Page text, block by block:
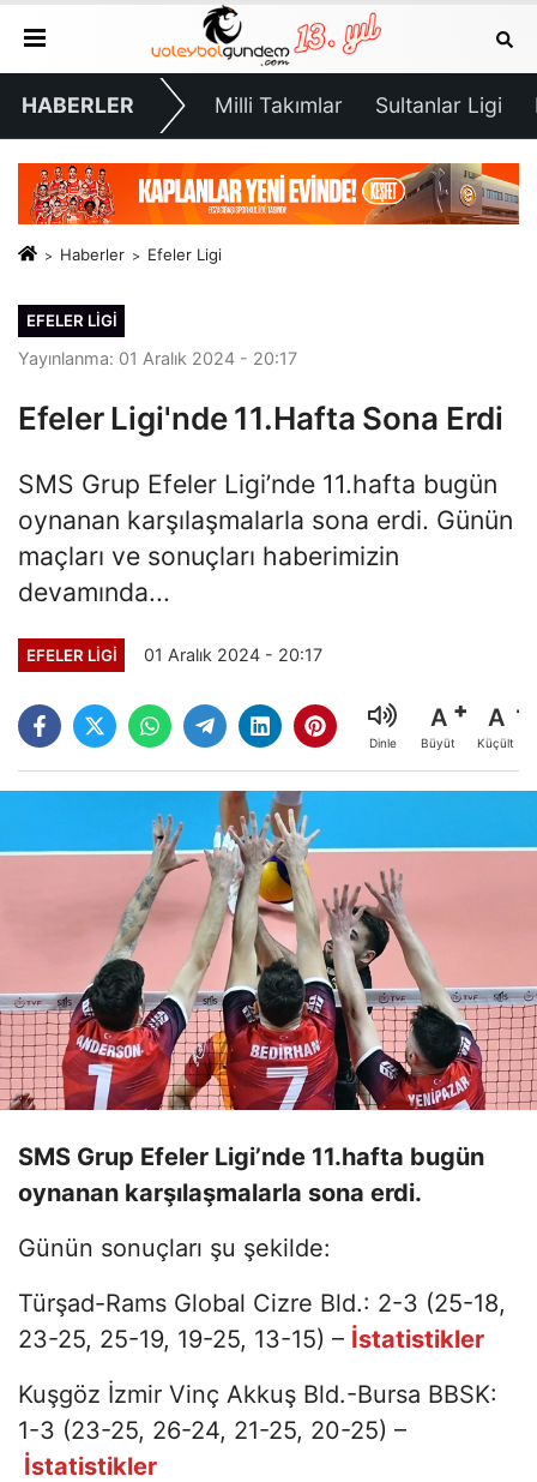
HABERLER Milli Takımlar Sultanlar Ligi
Haberler Efeler Ligi
EFELER LIGI
Yayınlanma: 01 Aralık 2024 - 20:17
Efeler Ligi'nde 11.Hafta Sona Erdi
SMS Grup Efeler Ligi’nde 11.hafta bugün
oynanan karşılaşmalarla sona erdi. Günün
maçları ve sonuçları haberimizin
devamında...
EFELER LIGI 01 Aralık 2024 - 20:17
Dinle
A
Büyüt
A
Küçült
SMS Grup Efeler Ligi’nde 11.hafta bugün
oynanan karşılaşmalarla sona erdi.
Günün sonuçları şu şekilde:
Türşad-Rams Global Cizre Bld.: 2-3 (25-18,
23-25, 25-19, 19-25, 13-15) – İstatistikler
Kuşgöz İzmir Vinç Akkuş Bld.-Bursa BBSK:
1-3 (23-25, 26-24, 21-25, 20-25) –
İstatistikler